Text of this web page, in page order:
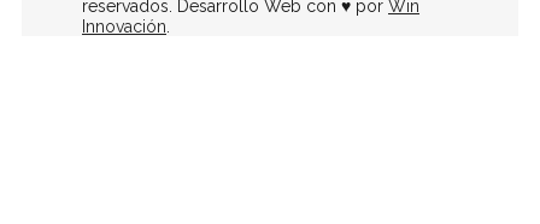
reservados. Desarrollo Web con ♥ por Win
Innovación